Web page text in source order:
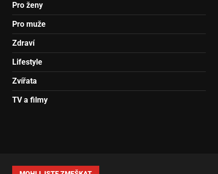
Pro ženy
Pro muže
Zdraví
Lifestyle
Zvířata
TV a filmy